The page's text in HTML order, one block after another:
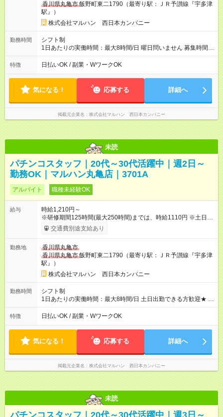
香川県丸亀市飯野町東二1790（最寄り駅：ＪＲ予讃線『宇多津
駅』）
株式会社マルハン 西日本カンパニー
勤務時間
シフト制
1日あたりの実働時間：最大8時間/日 曜日問いません 募集時間
帯：8:00-17:00/15:30-24:30 詳しくは下記お問い合わせ電話番号
へご連絡ください。 0120-314-508(9時～20時土日祝も受付) 1
特徴 日払いOK / 副業・WワークOK
気になる！ 応募する 詳細へ
掲載元企業名 株式会社マルハン 西日本カンパニー
未読
パチンコスタッフ｜20代～30代活躍中｜週2日～
勤務OK｜マルハン丸亀店｜3701A
アルバイト 職種未経験OK
給与
時給1,210円～
※研修期間125時間(最大250時間)までは、時給1110円 ※土日祝
交通費別途支給あり
勤務地
香川県丸亀市
香川県丸亀市飯野町東二1790（最寄り駅：ＪＲ予讃線『宇多津
駅』）
株式会社マルハン 西日本カンパニー
勤務時間
シフト制
1日あたりの実働時間：最大8時間/日 土日出勤できる方歓迎★ 募
集時間帯：8:00-17:00/15:30-24:30 週2日、1日5時間0分から勤
務OK！ 詳しくは下記お問い合わせ電話番号へご連絡ください。
特徴 日払いOK / 副業・WワークOK
気になる！ 応募する 詳細へ
掲載元企業名 株式会社マルハン 西日本カンパニー
未読
パチンコスタッフ｜20代～30代活躍中｜週3日～